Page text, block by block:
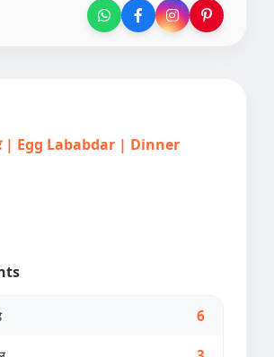
| Egg Lababdar | Dinner
6